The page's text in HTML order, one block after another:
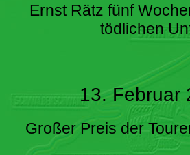
Ernst Rätz fünf
tödlichen
13. Februar
Großer Preis der